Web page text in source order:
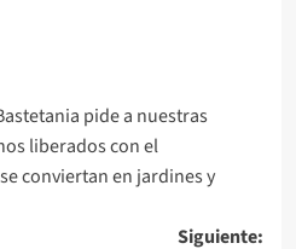
pide a nuestras
liberados con el
conviertan en jardines y
Siguiente: